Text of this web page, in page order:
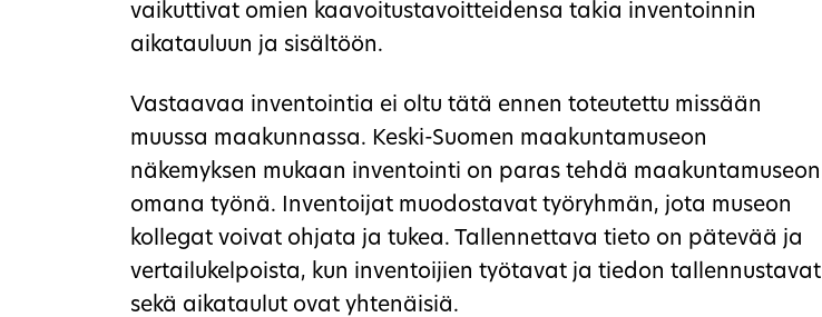
vaikuttivat omien kaavoitustavoitteidensa takia inventoinnin
aikatauluun ja sisältöön.
Vastaavaa inventointia ei oltu tätä ennen toteutettu missään
muussa maakunnassa. Keski-Suomen maakuntamuseon
näkemyksen mukaan inventointi on paras tehdä maakuntamuseon
omana työnä. Inventoijat muodostavat työryhmän, jota museon
kollegat voivat ohjata ja tukea. Tallennettava tieto on pätevää ja
vertailukelpoista, kun inventoijien työtavat ja tiedon tallennustavat
sekä aikataulut ovat yhtenäisiä.